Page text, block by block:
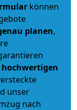
können
planen,
unser
nach